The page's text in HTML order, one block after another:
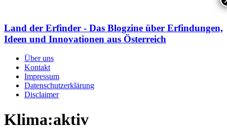
Land der Erfinder - Das Blogzine über Erfindungen,
Ideen und Innovationen aus Österreich
Über uns
Kontakt
Impressum
Datenschutzerklärung
Disclaimer
Klima:aktiv